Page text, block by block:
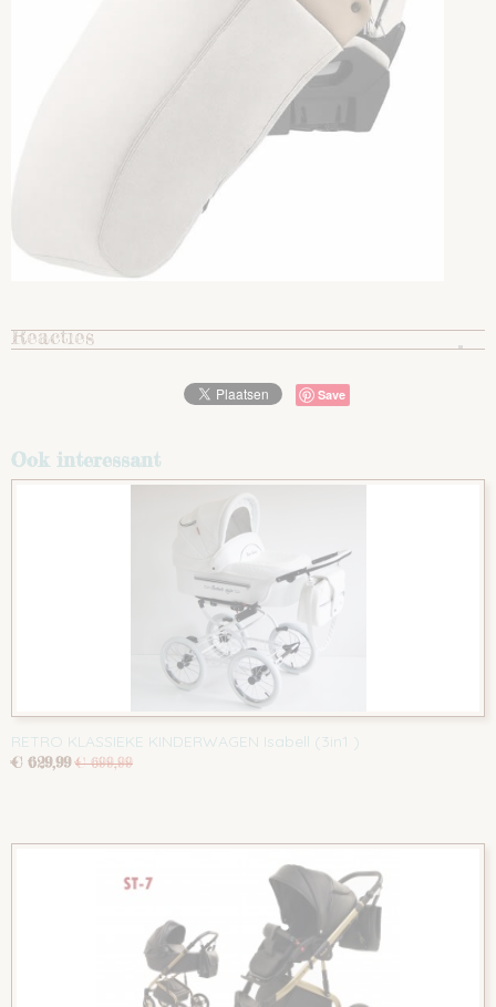
Reacties
Save
Ook interessant
RETRO KLASSIEKE KINDERWAGEN Isabell (3in1 )
€ 629,99 € 699,99